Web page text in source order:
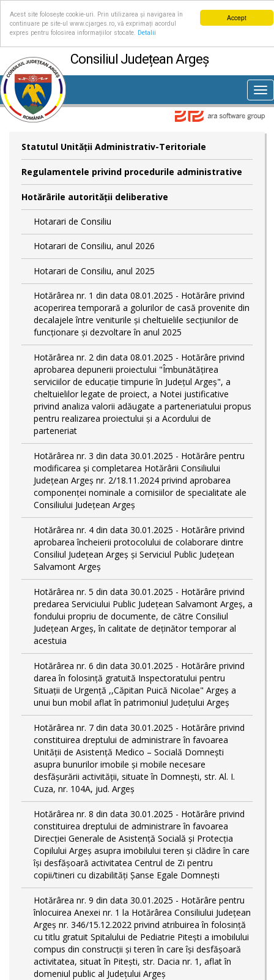
Accept
Acest site folosește cookie-uri. Prin utilizarea și navigarea în
continuare pe site-ul www.cjarges.ro, vă exprimați acordul
expres pentru folosirea informațiilor stocate.
Detalii
Consiliul Județean Argeș
Statutul Unităţii Administrativ-Teritoriale
Regulamentele privind procedurile administrative
Hotărârile autorităţii deliberative
Hotarari de Consiliu
Hotarari de Consiliu, anul 2026
Hotarari de Consiliu, anul 2025
Hotărârea nr. 1 din data 08.01.2025 - Hotărâre privind
acoperirea temporară a golurilor de casă provenite din
decalajele între veniturile și cheltuielile secțiunilor de
funcționare și dezvoltare în anul 2025
Hotărârea nr. 2 din data 08.01.2025 - Hotărâre privind
aprobarea depunerii proiectului "Îmbunătățirea
serviciilor de educație timpurie în Județul Argeș", a
cheltuielilor legate de proiect, a Notei justificative
privind analiza valorii adăugate a parteneriatului propus
pentru realizarea proiectului și a Acordului de
parteneriat
Hotărârea nr. 3 din data 30.01.2025 - Hotărâre pentru
modificarea și completarea Hotărârii Consiliului
Județean Argeș nr. 2/18.11.2024 privind aprobarea
componenței nominale a comisiilor de specialitate ale
Consiliului Județean Argeș
Hotărârea nr. 4 din data 30.01.2025 - Hotărâre privind
aprobarea încheierii protocolului de colaborare dintre
Consiliul Județean Argeș și Serviciul Public Județean
Salvamont Argeș
Hotărârea nr. 5 din data 30.01.2025 - Hotărâre privind
predarea Serviciului Public Județean Salvamont Argeș, a
fondului propriu de documente, de către Consiliul
Județean Argeș, în calitate de deținător temporar al
acestuia
Hotărârea nr. 6 din data 30.01.2025 - Hotărâre privind
darea în folosință gratuită Inspectoratului pentru
Situații de Urgență ,,Căpitan Puică Nicolae" Argeș a
unui bun mobil aflat în patrimoniul Județului Argeș
Hotărârea nr. 7 din data 30.01.2025 - Hotărâre privind
constituirea dreptului de administrare în favoarea
Unității de Asistență Medico – Socială Domnești
asupra bunurilor imobile și mobile necesare
desfășurării activității, situate în Domnești, str. Al. I.
Cuza, nr. 104A, jud. Argeș
Hotărârea nr. 8 din data 30.01.2025 - Hotărâre privind
constituirea dreptului de administrare în favoarea
Direcției Generale de Asistență Socială și Protecția
Copilului Argeș asupra imobilului teren și clădire în care
își desfășoară activitatea Centrul de Zi pentru
copii/tineri cu dizabilități Șanse Egale Domnești
Hotărârea nr. 9 din data 30.01.2025 - Hotărâre pentru
înlocuirea Anexei nr. 1 la Hotărârea Consiliului Județean
Argeș nr. 346/15.12.2022 privind atribuirea în folosință
cu titlu gratuit Spitalului de Pediatrie Pitești a imobilului
compus din construcții și teren în care își desfășoară
activitatea, situat în Pitești, str. Dacia nr. 1, aflat în
domeniul public al Județului Argeș